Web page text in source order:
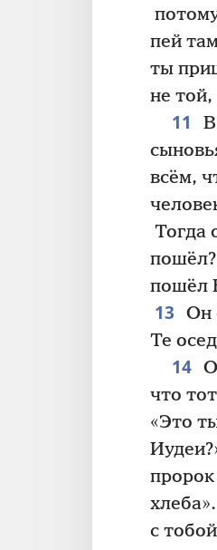
пей
ты
не
11
всём,
Тогда
пошёл
13
Он
Те
14
что
«Это
хлеба».
с